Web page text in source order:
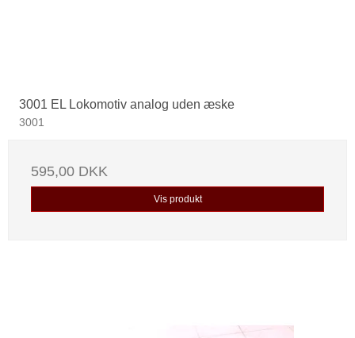
3001 EL Lokomotiv analog uden æske
3001
595,00 DKK
Vis produkt